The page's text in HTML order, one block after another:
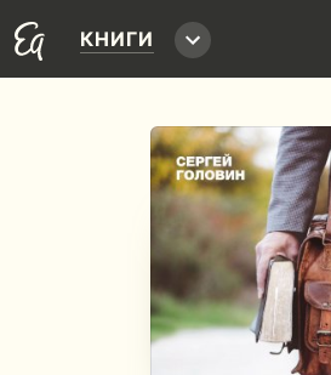
КНИГИ